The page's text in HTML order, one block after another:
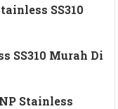
SS310
SS310 Murah Di
Stainless